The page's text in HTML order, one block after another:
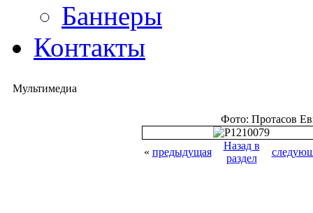
Баннеры
Контакты
Мультимедиа
Фото: Протасов
« предыдущая
Назад в
раздел